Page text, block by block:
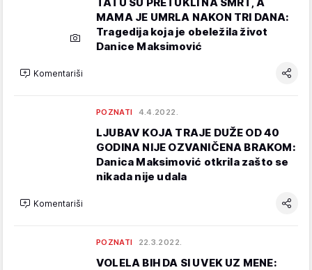
MAMA JE UMRLA NAKON TRI DANA:
Tragedija koja je obeležila život
Danice Maksimović
Komentariši
POZNATI 4.4.2022.
LJUBAV KOJA TRAJE DUŽE OD 40
GODINA NIJE OZVANIČENA BRAKOM:
Danica Maksimović otkrila zašto se
nikada nije udala
Komentariši
POZNATI 22.3.2022.
VOLELA BIH DA SI UVEK UZ MENE: